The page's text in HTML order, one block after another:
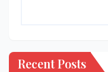
Recent Posts